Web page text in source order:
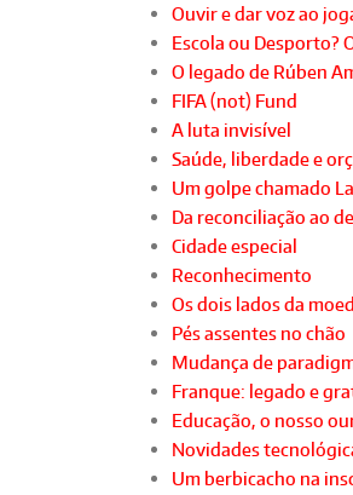
Ouvir e dar voz ao
Escola ou Desporto?
O legado de Rúben
FIFA (not) Fund
A luta invisível
Saúde, liberdade e
Um golpe chamado
Da reconciliação ao
Cidade especial
Reconhecimento
Os dois lados da
Pés assentes no chão
Mudança de
Franque: legado e
Educação, o nosso
Novidades
Um berbicacho na